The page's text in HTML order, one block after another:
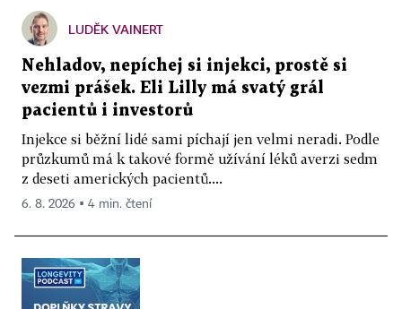
LUDĚK VAINERT
Nehladov, nepíchej si injekci, prostě si
vezmi prášek. Eli Lilly má svatý grál
pacientů i investorů
Injekce si běžní lidé sami píchají jen velmi neradi. Podle
průzkumů má k takové formě užívání léků averzi sedm
z deseti amerických pacientů....
6. 8. 2026 ▪ 4 min. čtení